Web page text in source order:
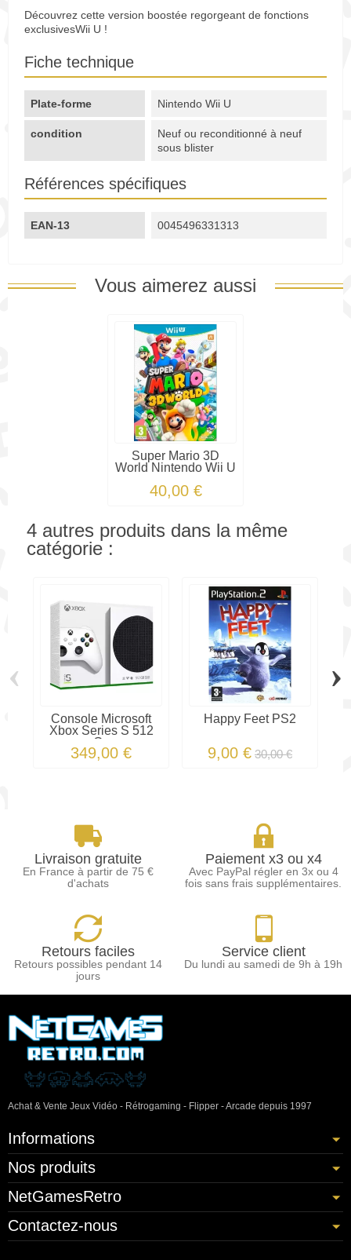
Découvrez cette version boostée regorgeant de fonctions
exclusivesWii U !
Fiche technique
Plate-forme Nintendo Wii U
condition
Neuf ou reconditionné à neuf
sous blister
Références spécifiques
EAN-13 0045496331313
Vous aimerez aussi
Super Mario 3D
World Nintendo Wii U
40,00 €
4 autres produits dans la même
catégorie :
Console Microsoft
Xbox Series S 512
Go
349,00 €
Happy Feet PS2
9,00 € 30,00 €
‹ ›
Livraison gratuite
En France à partir de 75 €
d'achats
Paiement x3 ou x4
Avec PayPal régler en 3x ou 4
fois sans frais supplémentaires.
Retours faciles
Retours possibles pendant 14
jours
Service client
Du lundi au samedi de 9h à 19h
Achat & Vente Jeux Vidéo - Rétrogaming - Flipper - Arcade depuis 1997
Informations
Nos produits
NetGamesRetro
Contactez-nous